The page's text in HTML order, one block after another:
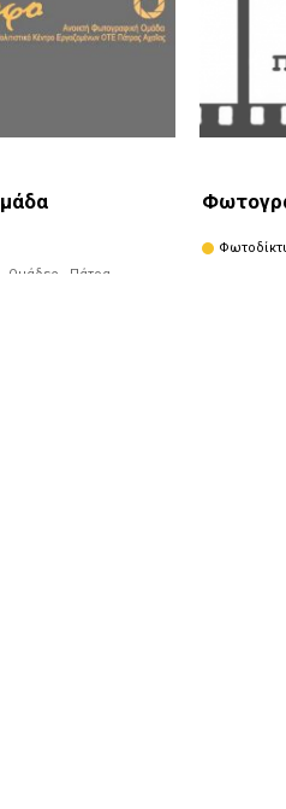
- Ομάδες · Πάτρα